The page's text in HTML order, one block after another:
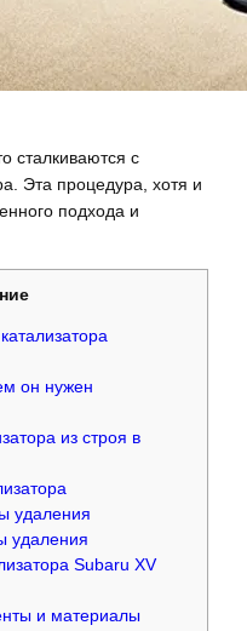
сталкиваются с
Эта процедура, хотя и
подхода и
он нужен
из строя в
удаления
удаления
Subaru XV
и материалы